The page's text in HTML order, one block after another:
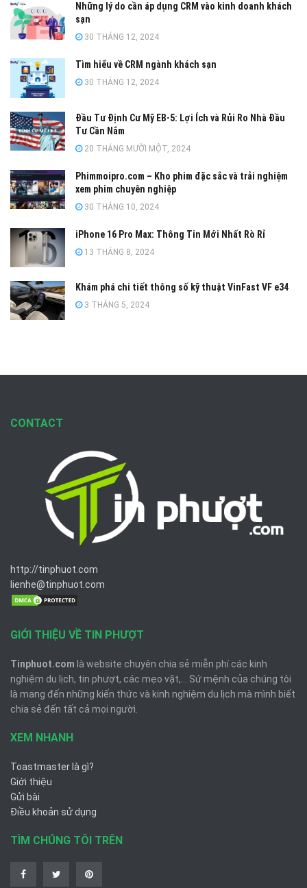
Những lý do cần áp dụng CRM vào kinh doanh khách
sạn
30 THÁNG 12, 2024
Tìm hiểu về CRM ngành khách sạn
30 THÁNG 12, 2024
Đầu Tư Định Cư Mỹ EB-5: Lợi Ích và Rủi Ro Nhà Đầu
Tư Cần Nắm
20 THÁNG MƯỜI MỘT, 2024
Phimmoipro.com – Kho phim đặc sắc và trải nghiệm
xem phim chuyên nghiệp
30 THÁNG 10, 2024
iPhone 16 Pro Max: Thông Tin Mới Nhất Rò Rỉ
13 THÁNG 8, 2024
Khám phá chi tiết thông số kỹ thuật VinFast VF e34
3 THÁNG 5, 2024
CONTACT
http://tinphuot.com
lienhe@tinphuot.com
GIỚI THIỆU VỀ TIN PHƯỢT
Tinphuot.com là website chuyên chia sẻ miễn phí các kinh
nghiệm du lịch, tin phượt, các mẹo vặt,... Sứ mệnh của chúng tôi
là mang đến những kiến thức và kinh nghiệm du lịch mà mình biết
chia sẻ đến tất cả mọi người.
XEM NHANH
Toastmaster là gì?
Giới thiệu
Gửi bài
Điều khoản sử dụng
TÌM CHÚNG TÔI TRÊN